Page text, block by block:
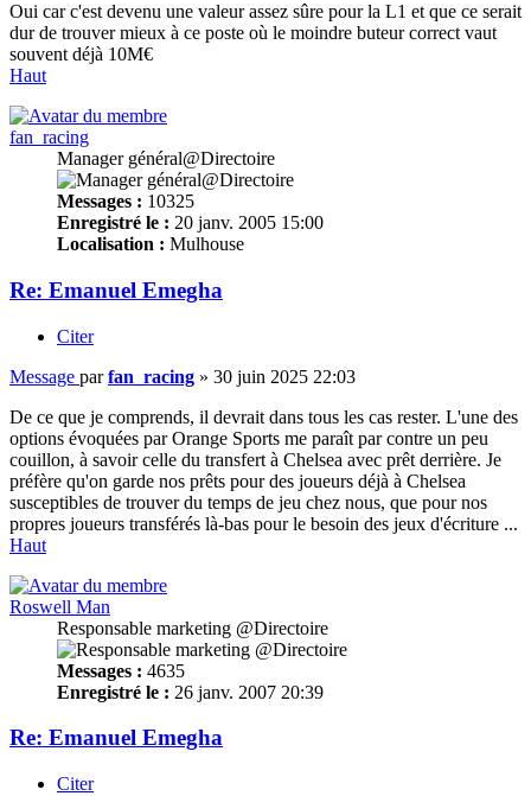
Oui car c'est devenu une valeur assez sûre pour la L1 et que ce serait
dur de trouver mieux à ce poste où le moindre buteur correct vaut
souvent déjà 10M€
Haut
fan_racing
Manager général@Directoire
Messages : 10325
Enregistré le : 20 janv. 2005 15:00
Localisation : Mulhouse
Re: Emanuel Emegha
Citer
Message parfan_racing » 30 juin 2025 22:03
De ce que je comprends, il devrait dans tous les cas rester. L'une des
options évoquées par Orange Sports me paraît par contre un peu
couillon, à savoir celle du transfert à Chelsea avec prêt derrière. Je
préfère qu'on garde nos prêts pour des joueurs déjà à Chelsea
susceptibles de trouver du temps de jeu chez nous, que pour nos
propres joueurs transférés là-bas pour le besoin des jeux d'écriture ...
Haut
Roswell Man
Responsable marketing @Directoire
Messages : 4635
Enregistré le : 26 janv. 2007 20:39
Re: Emanuel Emegha
Citer